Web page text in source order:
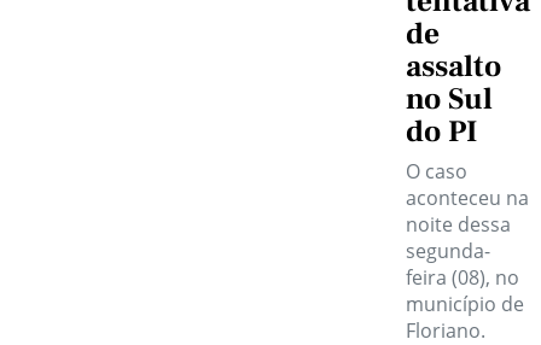
de
assalto
no Sul
do PI
O caso
aconteceu na
noite dessa
segunda-
feira (08), no
município de
Floriano.